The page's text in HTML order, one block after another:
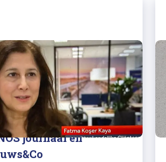
2024
over WIA-herstelplan
journaal en